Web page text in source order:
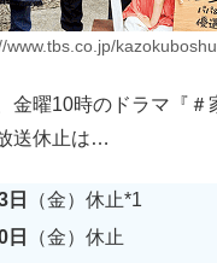
www.tbs.co.jp/
金曜10時のドラマ『＃
送休止は…
日
（金）休止*1
日
（金）休止